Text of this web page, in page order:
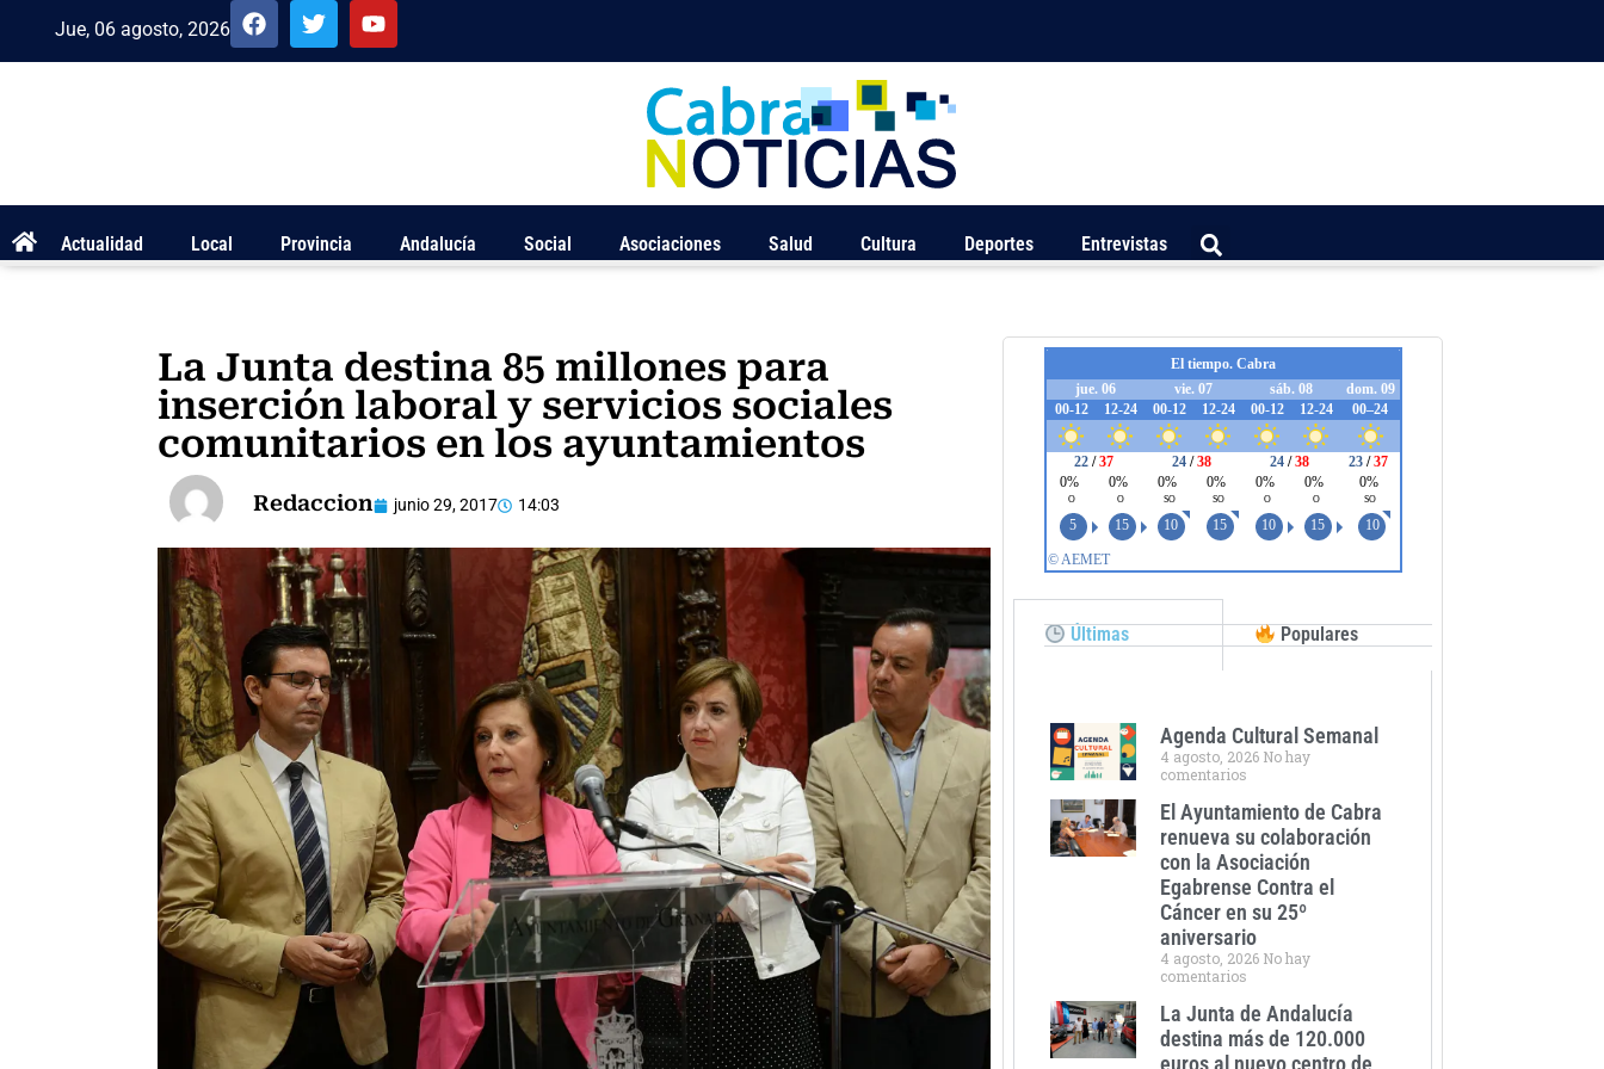
Jue, 06 agosto, 2026
Actualidad Local Provincia Andalucía Social Asociaciones Salud Cultura Deportes Entrevistas
La Junta destina 85 millones para
inserción laboral y servicios sociales
comunitarios en los ayuntamientos
Redaccion junio 29, 2017 14:03
Últimas Populares
Agenda Cultural Semanal
4 agosto, 2026 No hay
comentarios
El Ayuntamiento de Cabra
renueva su colaboración
con la Asociación
Egabrense Contra el
Cáncer en su 25º
aniversario
4 agosto, 2026 No hay
comentarios
La Junta de Andalucía
destina más de 120.000
euros al nuevo centro de